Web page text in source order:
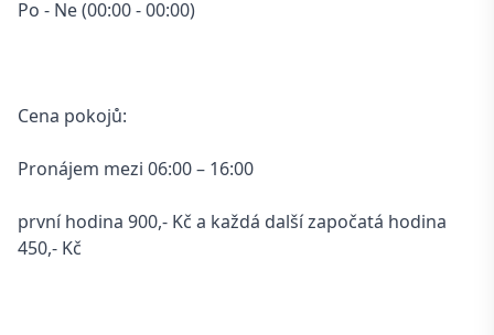
Po - Ne (00:00 - 00:00)
Cena pokojů:
Pronájem mezi 06:00 – 16:00
první hodina 900,- Kč a každá další započatá hodina
450,- Kč